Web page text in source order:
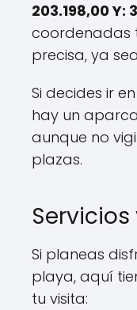
203.198,00 Y:
coordenadas
precisa, ya
Si decides ir
hay un
aunque no
plazas.
Si planeas
playa, aquí
tu visita: